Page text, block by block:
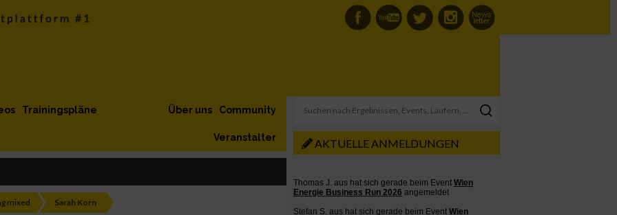
Trainingspläne Community
Über uns
Veranstalter
mixed Sarah Korn
AKTUELLE ANMELDUNGEN